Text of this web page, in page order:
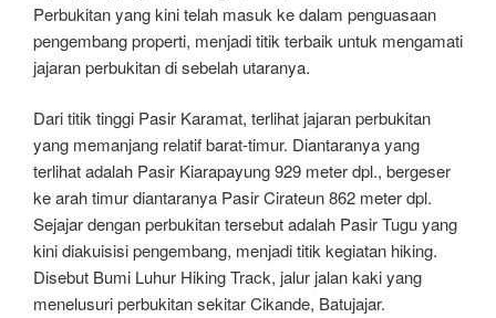
Perbukitan yang kini telah masuk ke dalam penguasaan
pengembang properti, menjadi titik terbaik untuk mengamati
jajaran perbukitan di sebelah utaranya.
Dari titik tinggi Pasir Karamat, terlihat jajaran perbukitan
yang memanjang relatif barat-timur. Diantaranya yang
terlihat adalah Pasir Kiarapayung 929 meter dpl., bergeser
ke arah timur diantaranya Pasir Cirateun 862 meter dpl.
Sejajar dengan perbukitan tersebut adalah Pasir Tugu yang
kini diakuisisi pengembang, menjadi titik kegiatan hiking.
Disebut Bumi Luhur Hiking Track, jalur jalan kaki yang
menelusuri perbukitan sekitar Cikande, Batujajar.